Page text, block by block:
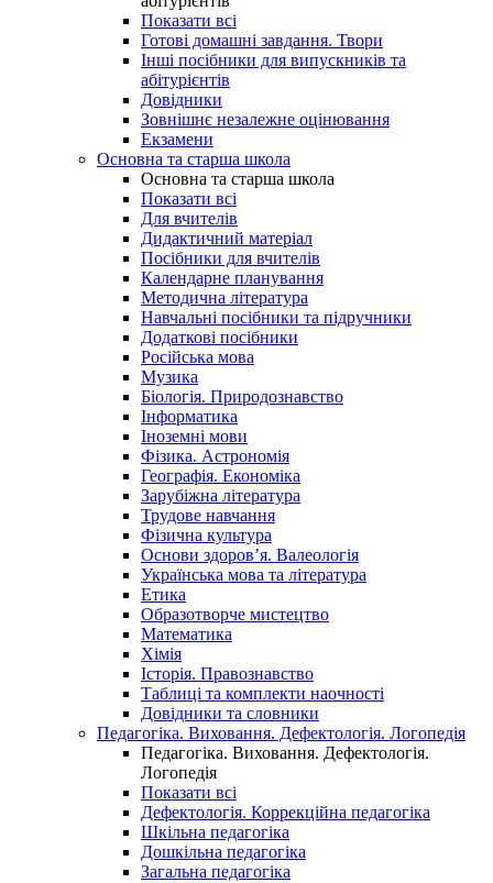
Показати всі
Готові домашні завдання. Твори
Інші посібники для випускників та
абітурієнтів
Довідники
Зовнішнє незалежне оцінювання
Екзамени
Основна та старша школа
Основна та старша школа
Показати всі
Для вчителів
Дидактичний матеріал
Посібники для вчителів
Календарне планування
Методична література
Навчальні посібники та підручники
Додаткові посібники
Російська мова
Музика
Біологія. Природознавство
Інформатика
Іноземні мови
Фізика. Астрономія
Географія. Економіка
Зарубіжна література
Трудове навчання
Фізична культура
Основи здоров’я. Валеологія
Українська мова та література
Етика
Образотворче мистецтво
Математика
Хімія
Історія. Правознавство
Таблиці та комплекти наочності
Довідники та словники
Педагогіка. Виховання. Дефектологія. Логопедія
Педагогіка. Виховання. Дефектологія.
Логопедія
Показати всі
Дефектологія. Коррекційна педагогіка
Шкільна педагогіка
Дошкільна педагогіка
Загальна педагогіка